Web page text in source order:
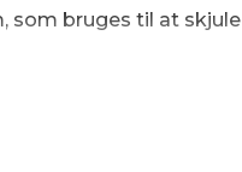
som bruges til at skjule
bare